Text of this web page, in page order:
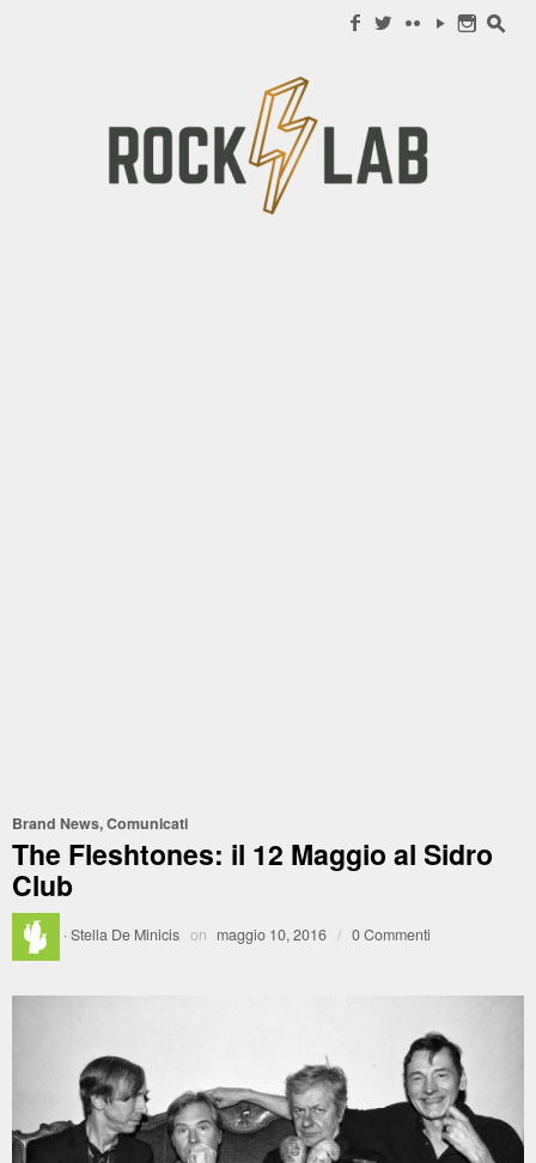
f w c y n s
Brand News,Comunicati
The Fleshtones: il 12 Maggio al Sidro
Club
·Stella De Minicis on maggio 10, 2016 / 0 Commenti